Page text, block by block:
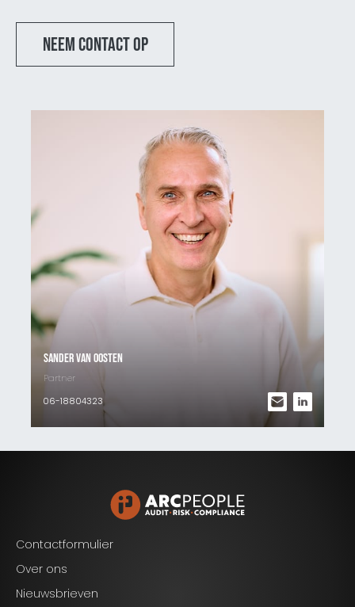
Neem contact op
Sander van Oosten
Partner
06-18804323
Contactformulier
Over ons
Nieuwsbrieven